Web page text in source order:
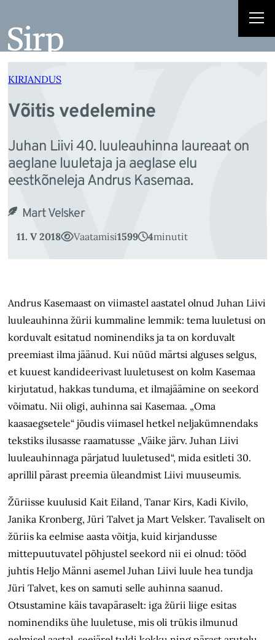
juurde
KIRJANDUS
Võitis vedelemine
Juhan Liivi 40. luuleauhinna laureaat on
aeglane luuletaja ja aeglase elu
eestkõneleja Andrus Kasemaa.
Mart Velsker
11. V 2018 Vaatamisi1599 4minutit
Andrus Kasemaast on viimastel aastatel olnud Juhan Liivi
luuleauhinna žürii kummaline lemmik: tema luuletusi on
korduvalt esitatud nominendiks ja ta on korduvalt
preemiast ilma jäänud. Kui nüüd märtsi alguses selgus,
et kuuest kandideerivast luuletusest on kolm Kasemaa
kirjutatud, hakkas tunduma, et ilmajäämine on seekord
võimatu. Nii oligi, auhinna sai Kasemaa. „Oma
kaasaegsetele“ jõudis viimasel hetkel neljakümnendaks
tekstiks ilusasse raamatusse „Väike järv. Juhan Liivi
luuleauhinnaga pärjatud luuletused“, mida esitleti 30.
aprillil pärast preemia üleandmist Liivi muuseumis.
Žüriisse kuulusid Kait Eiland, Tanar Kirs, Kadi Kivilo,
Janika Kronberg, Jüri Talvet ja Mart Velsker. Tavaliselt on
žüriis ka eelmise aasta võitja, kuid kirjandusse
mittepuutuvatel põhjustel seekord nii ei olnud: tööd
juhtis Heljo Männi asemel Juhan Liivi luule hea tundja
Jüri Talvet, kes on samuti selle auhinna saanud.
Otsustamine käis tavapäraselt: iga žürii liige esitas
nominendiks ühe luuletuse, mis oli trükis ilmunud